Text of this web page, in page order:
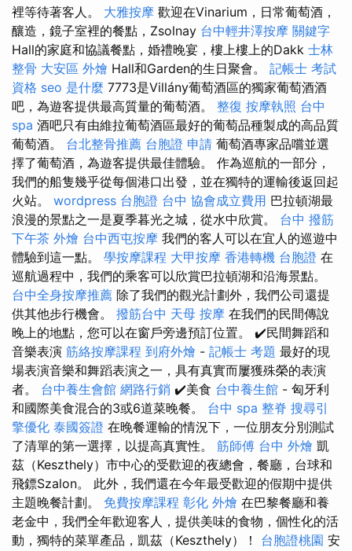
裡等待著客人。 大雅按摩 歡迎在Vinarium，日常葡萄酒，
釀造，鏡子室裡的餐點，Zsolnay 台中輕井澤按摩 關鍵字
Hall的家庭和協議餐點，婚禮晚宴，樓上樓上的Dakk 士林
整骨 大安區 外燴 Hall和Garden的生日聚會。 記帳士 考試
資格 seo 是什麼 7773是Villány葡萄酒區的獨家葡萄酒酒
吧，為遊客提供最高質量的葡萄酒。 整復 按摩執照 台中
spa 酒吧只有由維拉葡萄酒區最好的葡萄品種製成的高品質
葡萄酒。 台北整骨推薦 台胞證 申請 葡萄酒專家品嚐並選
擇了葡萄酒，為遊客提供最佳體驗。 作為巡航的一部分，
我們的船隻幾乎從每個港口出發，並在獨特的運輸後返回起
火站。 wordpress 台胞證 台中 協會成立費用 巴拉頓湖最
浪漫的景點之一是夏季暮光之城，從水中欣賞。 台中 撥筋
下午茶 外燴 台中西屯按摩 我們的客人可以在宜人的巡遊中
體驗到這一點。 學按摩課程 大甲按摩 香港轉機 台胞證 在
巡航過程中，我們的乘客可以欣賞巴拉頓湖和沿海景點。
台中全身按摩推薦 除了我們的觀光計劃外，我們公司還提
供其他步行機會。 撥筋台中 天母 按摩 在我們的民間傳說
晚上的地點，您可以在窗戶旁邊預訂位置。 ✔️民間舞蹈和
音樂表演 筋絡按摩課程 到府外燴 - 記帳士 考題 最好的現
場表演音樂和舞蹈表演之一，具有真實而屢獲殊榮的表演
者。 台中養生會館 網路行銷 ✔️美食 台中養生館 - 匈牙利
和國際美食混合的3或6道菜晚餐。 台中 spa 整脊 搜尋引
擎優化 泰國簽證 在晚餐運輸的情況下，一位朋友分別測試
了清單的第一選擇，以提高真實性。 筋師傅 台中 外燴 凱
茲（Keszthely）市中心的受歡迎的夜總會，餐廳，台球和
飛鏢Szalon。 此外，我們還在今年最受歡迎的假期中提供
主題晚餐計劃。 免費按摩課程 彰化 外燴 在巴黎餐廳和養
老金中，我們全年歡迎客人，提供美味的食物，個性化的活
動，獨特的菜單產品，凱茲（Keszthely）！ 台胞證桃園 安